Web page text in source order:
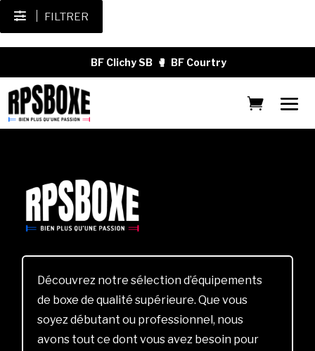
FILTRER
BF Clichy SB 🥊 BF Courtry
Découvrez notre sélection d’équipements
de boxe de qualité supérieure. Que vous
soyez débutant ou professionnel, nous
avons tout ce dont vous avez besoin pour